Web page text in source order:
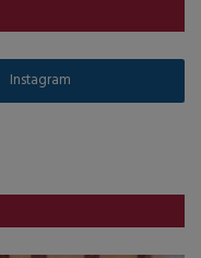
Instagram